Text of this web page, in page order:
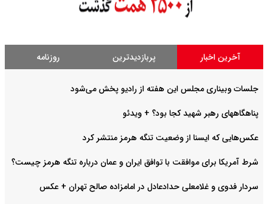
آخرین اخبار پربازدیدترین روزنامه
جلسات وبیناری مجلس این هفته از رادیو پخش می‌شود
پناهگاههای رهبر شهید کجا بود؟ + ویدئو
عکس‌هایی که ایسنا از وضعیت تنگه هرمز منتشر کرد
شرط آمریکا برای موافقت با توافق ایران و عمان درباره تنگه هرمز چیست؟
سردار فدوی و غلامعلی حدادعادل در امامزاده صالح تهران + عکس